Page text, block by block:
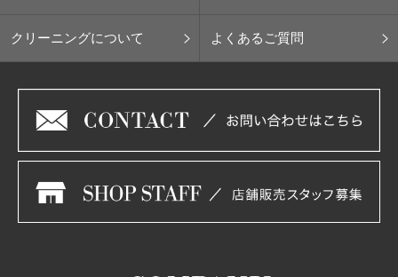
クリーニングについて よくあるご質問